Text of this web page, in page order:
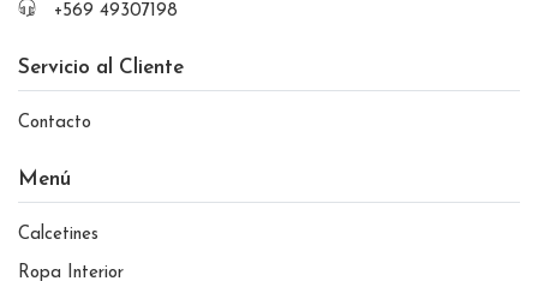
+569 49307198
Servicio al Cliente
Contacto
Menú
Calcetines
Ropa Interior